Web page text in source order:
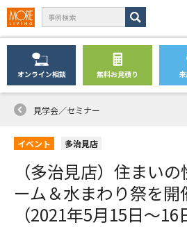
オンライン相談 無料お見積り
見学会／セミナー
イベント 多治見店
（多治見店）住まい
ーム＆水まわり祭を開
（2021年5月15日〜16